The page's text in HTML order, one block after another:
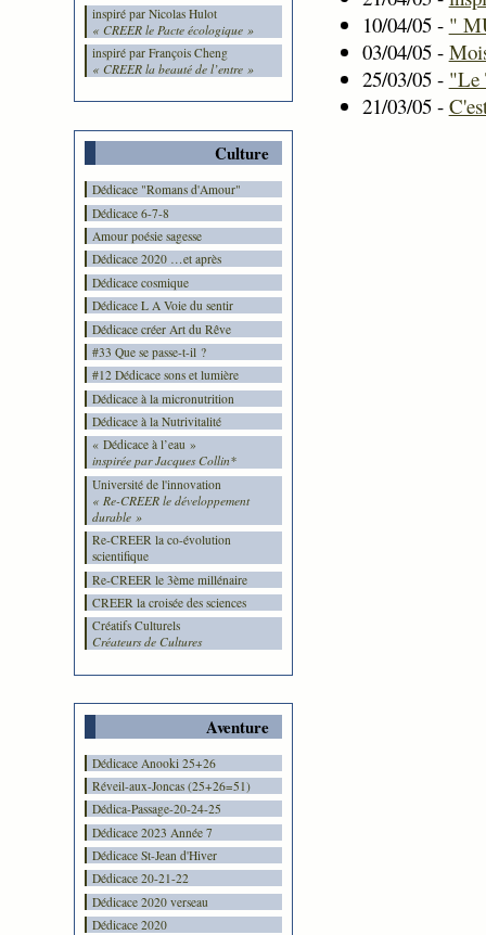
inspiré par Nicolas Hulot
« CREER le Pacte écologique »
inspiré par François Cheng
« CREER la beauté de l’entre »
Culture
Dédicace "Romans d'Amour"
Dédicace 6-7-8
Amour poésie sagesse
Dédicace 2020 …et après
Dédicace cosmique
Dédicace L A Voie du sentir
Dédicace créer Art du Rêve
#33 Que se passe-t-il ?
#12 Dédicace sons et lumière
Dédicace à la micronutrition
Dédicace à la Nutrivitalité
« Dédicace à l’eau »
inspirée par Jacques Collin*
Université de l'innovation
« Re-CREER le développement
durable »
Re-CREER la co-évolution
scientifique
Re-CREER le 3ème millénaire
CREER la croisée des sciences
Créatifs Culturels
Créateurs de Cultures
Aventure
Dédicace Anooki 25+26
Réveil-aux-Joncas (25+26=51)
Dédica-Passage-20-24-25
Dédicace 2023 Année 7
Dédicace St-Jean d'Hiver
Dédicace 20-21-22
Dédicace 2020 verseau
Dédicace 2020
10/04/05 - "
03/04/05 -
25/03/05 - "Le
21/03/05 -